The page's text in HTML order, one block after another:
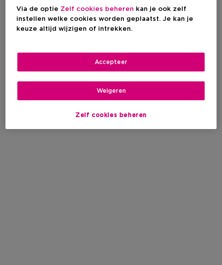
Via de optie Zelf cookies beheren kan je ook zelf
instellen welke cookies worden geplaatst. Je kan je
keuze altijd wijzigen of intrekken.
Zelf cookies beheren
Weigeren
Accepteer